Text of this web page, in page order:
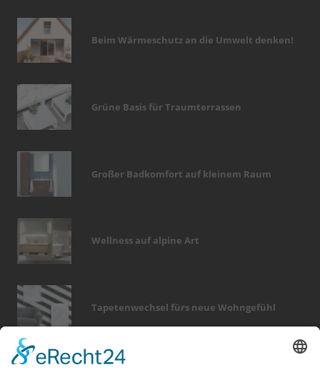
Beim Wärmeschutz an die Umwelt denken!
Grüne Basis für Traumterrassen
Großer Badkomfort auf kleinem Raum
Wellness auf alpine Art
Tapetenwechsel fürs neue Wohngefühl